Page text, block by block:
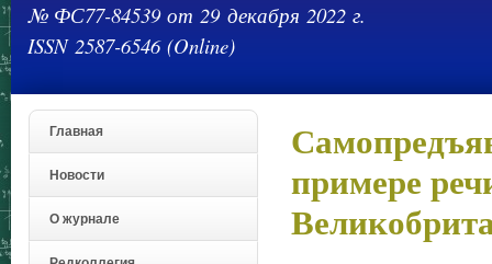
№ ФС77-84539 от 29 декабря 2022 г.
ISSN 2587-6546 (Online)
Главная
Новости
О журнале
примере